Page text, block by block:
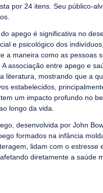
por 24 itens. Seu público-
apego é significativa no
e psicológico dos
a maneira como as pessoas
A associação entre apego e
literatura, mostrando que a
estabelecidos,
um impacto profundo no
longo da vida.
desenvolvida por John
formados na infância
lidam com o estresse
diretamente a saúde